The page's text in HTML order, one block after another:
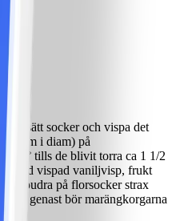
Tillsätt socker och vispa det
(7 cm i diam) på
125° tills de blivit torra ca 1 1/2
med vispad vaniljvisp, frukt
pudra på florsocker strax
genast bör marängkorgarna